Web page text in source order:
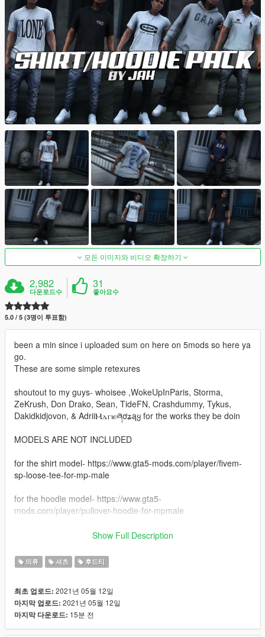
모든 이미지와 비디오 확장하기
2,982
다운로드수
31
좋아요수
5.0 / 5 (3명이 투표함)
been a min since i uploaded sum on here on 5mods so here ya
go.
These are some simple retexures
shoutout to my guys- whoisee ,WokeUpInParis, Storma,
ZeKrush, Don Drako, Sean, TideFN, Crashdummy, Tykus,
Dakidkidjovon, & AdriiⲘⲇⲅⲓⲉཞơʑąყ for the works they be doin
MODELS ARE NOT INCLUDED
for the shirt model- https://www.gta5-mods.com/player/fivem-
sp-loose-tee-for-mp-male
for the hoodie model- https://www.gta5-
mods.com/player/pullover-hoodie-for-mpmale
just got to mods
then models
after go to cdimages
Show Full Description
의류 셔츠 후드티
최초 업로드: 2021년 05월 12일
마지막 업로드: 2021년 05월 12일
마지막 다운로드: 15분 전